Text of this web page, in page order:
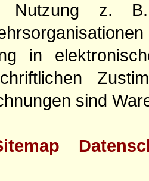
Nutzung z.
in
sind